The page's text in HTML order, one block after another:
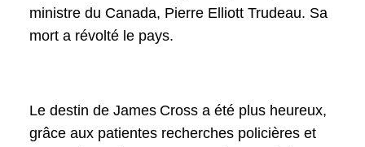
ministre du Canada, Pierre Elliott Trudeau. Sa
mort a révolté le pays.
Le destin de James Cross a été plus heureux,
grâce aux patientes recherches policières et